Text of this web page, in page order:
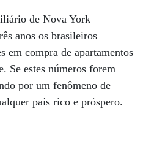
de Nova York
anos os brasileiros
em compra de apartamentos
Se estes números forem
por um fenômeno de
país rico e próspero.